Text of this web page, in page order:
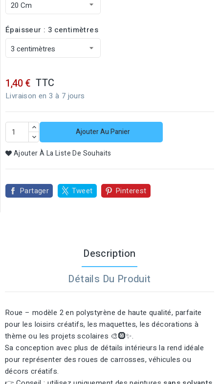
Épaisseur : 3 centimètres
1,40 € TTC
Livraison en 3 à 7 jours
Ajouter Au Panier
Ajouter À La Liste De Souhaits
Partager Tweet Pinterest
Description
Détails Du Produit
Roue – modèle 2 en polystyrène de haute qualité, parfaite
pour les loisirs créatifs, les maquettes, les décorations à
thème ou les projets scolaires 🎨🛞✨.
Sa conception avec plus de détails intérieurs la rend idéale
pour représenter des roues de carrosses, véhicules ou
décors créatifs.